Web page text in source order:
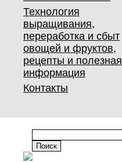
Технология
выращивания,
переработка и сбыт
овощей и фруктов,
рецепты и полезная
информация
Контакты